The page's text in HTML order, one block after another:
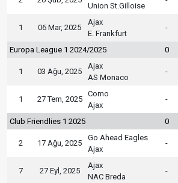
Union St.Gilloise
1 06 Mar, 2025
Ajax
E. Frankfurt
-
Europa League 1 2024/2025 0
1 03 Ağu, 2025
Ajax
AS Monaco
-
1 27 Tem, 2025
Como
Ajax
-
Club Friendlies 1 2025 0
2 17 Ağu, 2025
Go Ahead Eagles
Ajax
-
7 27 Eyl, 2025
Ajax
NAC Breda
-